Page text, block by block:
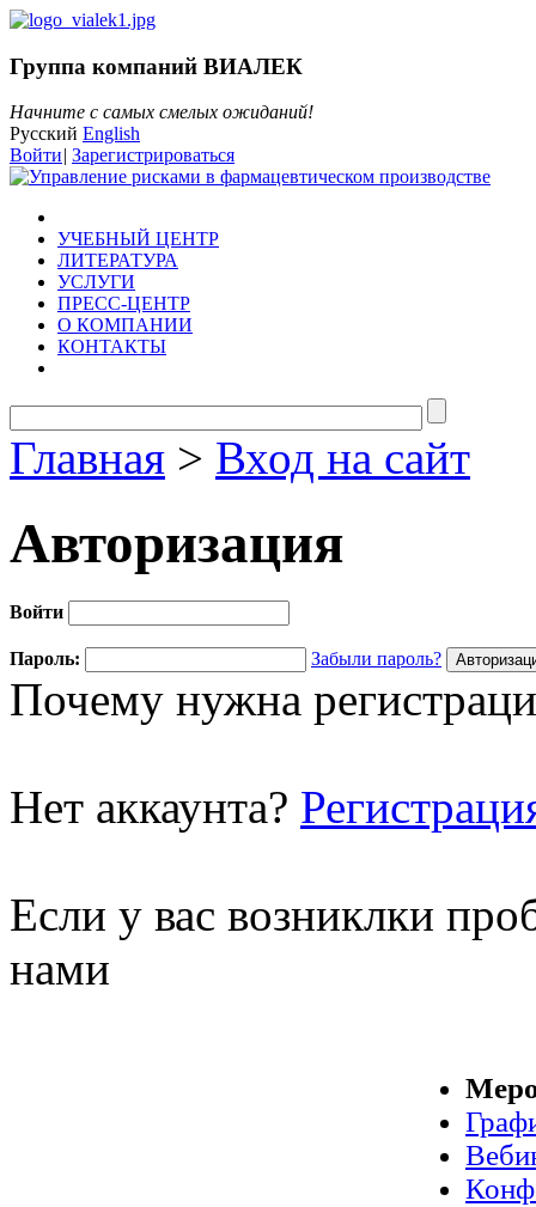
Группа компаний ВИАЛЕК
Начните с самых смелых ожиданий!
Русский English
Войти| Зарегистрироваться
УЧЕБНЫЙ ЦЕНТР
ЛИТЕРАТУРА
УСЛУГИ
ПРЕСС-ЦЕНТР
О КОМПАНИИ
КОНТАКТЫ
Главная > Вход на сайт
Авторизация
Войти
Пароль: Забыли пароль?
Почему нужна
Нет аккаунта?
Если у вас возниклки
нами